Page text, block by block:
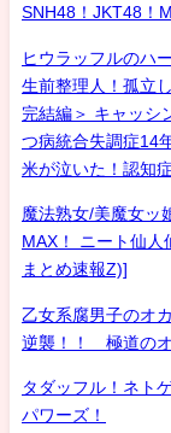
SNH48！JKT48！
ヒウラッフルのハ
生前整理人！孤立
完結編＞ キャッシ
つ病統合失調症14
米が泣いた！認知
魔法熟女/美魔女ッ
MAX！ ニート仙
まとめ速報Z)]
乙女系腐男子のオ
逆襲！！ 極道のオ
タダッフル！ネト
パワーズ！